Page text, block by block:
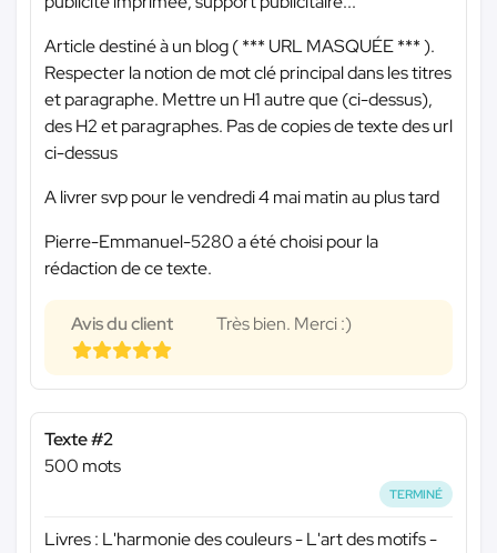
Article destiné à un blog (*** URL MASQUÉE ***).
Respecter la notion de mot clé principal dans les titres
et paragraphe. Mettre un H1 autre que (ci-dessus),
des H2 et paragraphes. Pas de copies de texte des url
ci-dessus
A livrer svp pour le vendredi 4 mai matin au plus tard
Pierre-Emmanuel-5280 a été choisi pour la
rédaction de ce texte.
Avis du client Très bien. Merci :)
Texte #2
500 mots
TERMINÉ
Livres : L'harmonie des couleurs - L'art des motifs -